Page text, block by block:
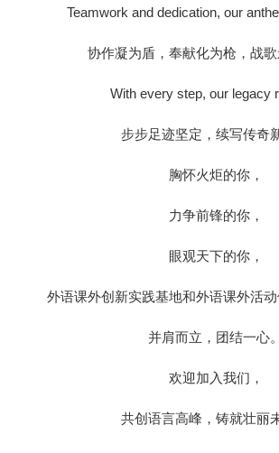
Teamwork and dedication, our
协作凝为盾，奉献化为枪，战歌
With every step, our legacy
步步足迹坚定，续写传奇
胸怀火炬的你，
力争前锋的你，
眼观天下的你，
外语课外创新实践基地和外语课外活动
并肩而立，团结一心。
欢迎加入我们，
共创语言高峰，铸就壮丽